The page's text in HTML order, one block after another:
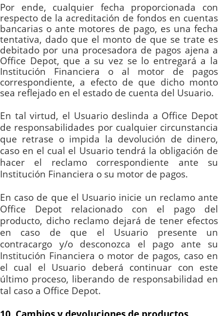
Por ende, cualquier fecha proporcionada con
respecto de la acreditación de fondos en cuentas
bancarias o ante motores de pago, es una fecha
tentativa, dado que el monto de que se trate es
debitado por una procesadora de pagos ajena a
Office Depot, que a su vez se lo entregará a la
Institución Financiera o al motor de pagos
correspondiente, a efecto de que dicho monto
sea reflejado en el estado de cuenta del Usuario.
En tal virtud, el Usuario deslinda a Office Depot
de responsabilidades por cualquier circunstancia
que retrase o impida la devolución de dinero,
caso en el cual el Usuario tendrá la obligación de
hacer el reclamo correspondiente ante su
Institución Financiera o su motor de pagos.
En caso de que el Usuario inicie un reclamo ante
Office Depot relacionado con el pago del
producto, dicho reclamo dejará de tener efectos
en caso de que el Usuario presente un
contracargo y/o desconozca el pago ante su
Institución Financiera o motor de pagos, caso en
el cual el Usuario deberá continuar con este
último proceso, liberando de responsabilidad en
tal caso a Office Depot.